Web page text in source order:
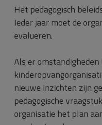
Het pedagogisch
Ieder jaar moet de
evalueren.
Als er omstandigheden
nieuwe inzichten zijn
pedagogische
organisatie het plan